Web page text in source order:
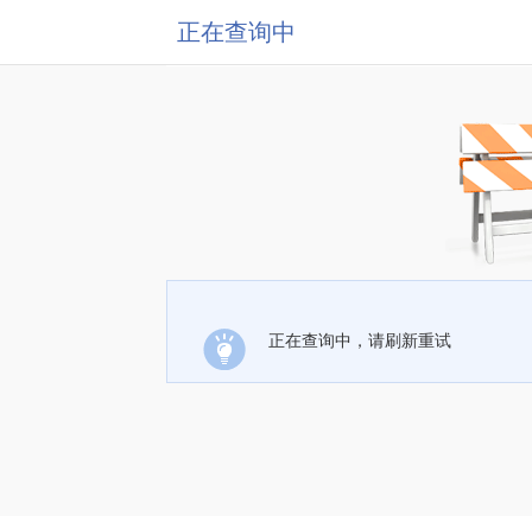
正在查询中
正在查询中，请刷新重试